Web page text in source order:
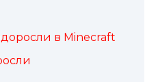
в Minecraft